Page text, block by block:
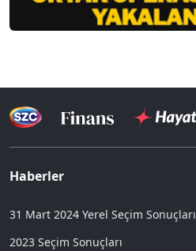
Haberler
31 Mart 2024 Yerel Seçim Sonuçları
2023 Seçim Sonuçları